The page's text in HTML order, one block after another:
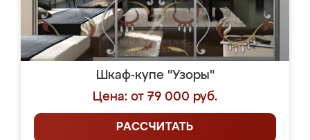
Шкаф-купе "Узоры"
Цена: от 79 000 руб.
РАССЧИТАТЬ